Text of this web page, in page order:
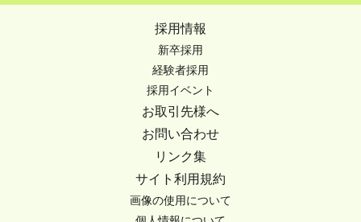
採用情報
新卒採用
経験者採用
採用イベント
お取引先様へ
お問い合わせ
リンク集
サイト利用規約
画像の使用について